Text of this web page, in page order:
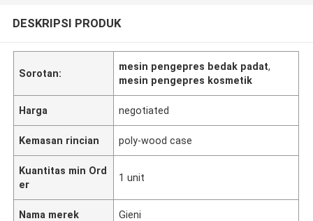
DESKRIPSI PRODUK
Sorotan:
mesin pengepres bedak padat,
mesin pengepres kosmetik
Harga negotiated
Kemasan rincian poly-wood case
Kuantitas min Ord
er
1 unit
Nama merek Gieni